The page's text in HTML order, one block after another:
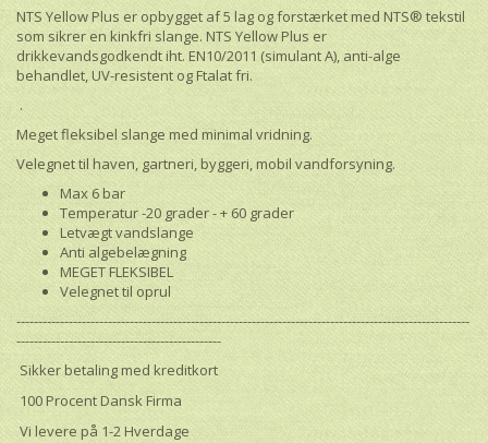
NTS Yellow Plus er opbygget af 5 lag og forstærket med NTS® tekstil
som sikrer en kinkfri slange. NTS Yellow Plus er
drikkevandsgodkendt iht. EN10/2011 (simulant A), anti-alge
behandlet, UV-resistent ogFtalat fri.
.
Meget fleksibel slange med minimal vridning.
Velegnet til haven, gartneri, byggeri, mobil vandforsyning.
Max 6 bar
Temperatur -20 grader - + 60 grader
Letvægt vandslange
Anti algebelægning
MEGET FLEKSIBEL
Velegnet til oprul
--------------------------------------------------------------------------------------------------------
-----------------------------------------------
Sikker betaling med kreditkort
100 Procent Dansk Firma
Vi levere på 1-2 Hverdage